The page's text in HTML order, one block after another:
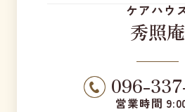
ケアハウ
秀照庵
096-
営業時間